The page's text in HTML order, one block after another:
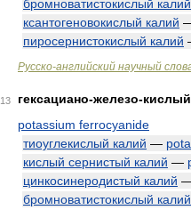
бромноватистокислый калий
ксантогеновокислый калий
пиросернистокислый калий
Русско-английский научный
13
гексациано-железо-
potassium ferrocyanide
тиоуглекислый калий —
кислый сернистый калий —
цинкосинеродистый калий
бромноватистокислый калий